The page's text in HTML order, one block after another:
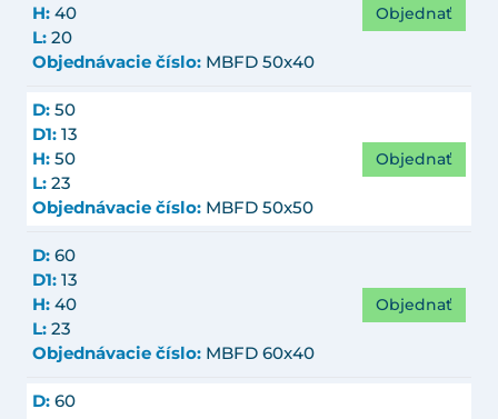
H: 40
L: 20
Objednávacie číslo: MBFD 50x40
Objednať
D: 50
D1: 13
H: 50
L: 23
Objednávacie číslo: MBFD 50x50
Objednať
D: 60
D1: 13
H: 40
L: 23
Objednávacie číslo: MBFD 60x40
Objednať
D: 60